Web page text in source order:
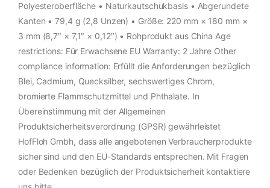
Polyesteroberfläche • Naturkautschukbasis • Abgerundete
Kanten • 79,4 g (2,8 Unzen) • Größe: 220 mm × 180 mm ×
3 mm (8,7″ × 7,1″ × 0,12″) • Rohprodukt aus China Age
restrictions: Für Erwachsene EU Warranty: 2 Jahre Other
compliance information: Erfüllt die Anforderungen bezüglich
Blei, Cadmium, Quecksilber, sechswertiges Chrom,
bromierte Flammschutzmittel und Phthalate. In
Übereinstimmung mit der Allgemeinen
Produktsicherheitsverordnung (GPSR) gewährleistet
HofFloh Gmbh, dass alle angebotenen Verbraucherprodukte
sicher sind und den EU-Standards entsprechen. Mit Fragen
oder Bedenken bezüglich der Produktsicherheit kontaktiere